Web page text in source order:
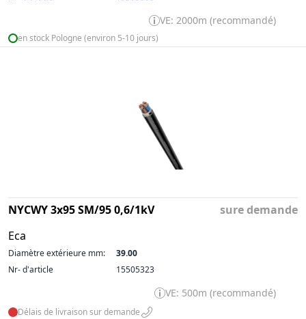
VE: 2000m (recommandé)
en stock Pologne (environ 5-10 jours)
NYCWY 3x95 SM/95 0,6/1kV
Eca
sure demande
Diamètre extérieure mm:
39.00
Nr- d'article
15505323
VE: 500m (recommandé)
Délais de livraison sur demande